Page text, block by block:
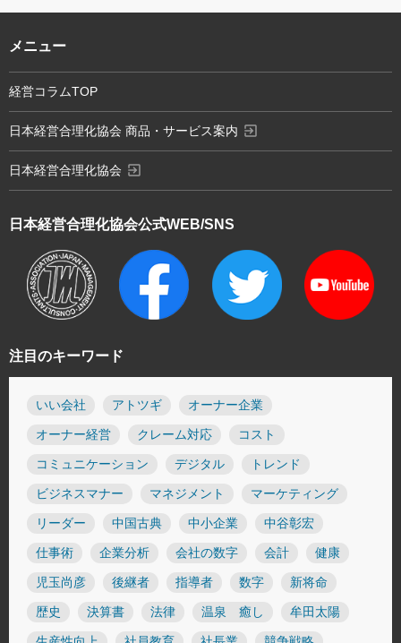
注目のキーワード
いい会社 アトツギ オーナー企業
オーナー経営 クレーム対応 コスト
コミュニケーション デジタル トレンド
ビジネスマナー マネジメント マーケティング
リーダー 中国古典 中小企業 中谷彰宏
仕事術 企業分析 会社の数字 会計 健康
児玉尚彦 後継者 指導者 数字 新将命
歴史 決算書 法律 温泉 癒し 牟田太陽
日本経営合理化協会公式WEB/SNS
メニュー
経営コラムTOP
日本経営合理化協会 商品・サービス案内 exit_to_app
日本経営合理化協会 exit_to_app